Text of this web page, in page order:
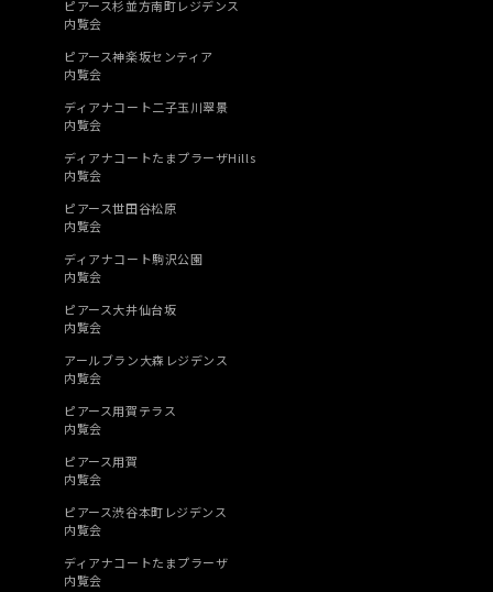
ピアース杉並方南町レジデンス
内覧会
ピアース神楽坂センティア
内覧会
ディアナコート二子玉川翠景
内覧会
ディアナコートたまプラーザHills
内覧会
ピアース世田谷松原
内覧会
ディアナコート駒沢公園
内覧会
ピアース大井仙台坂
内覧会
アールブラン大森レジデンス
内覧会
ピアース用賀テラス
内覧会
ピアース用賀
内覧会
ピアース渋谷本町レジデンス
内覧会
ディアナコートたまプラーザ
内覧会